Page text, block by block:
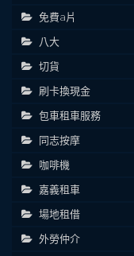
免費a片
八大
切貨
刷卡換現金
包車租車服務
同志按摩
咖啡機
嘉義租車
場地租借
外勞仲介